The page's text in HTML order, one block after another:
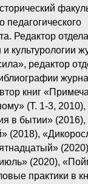
педагогического
Редактор отдела
культурологии
редактор
книг
(Т. 1-3, 2010),
в бытии»
(2018),
(2020),
практики в